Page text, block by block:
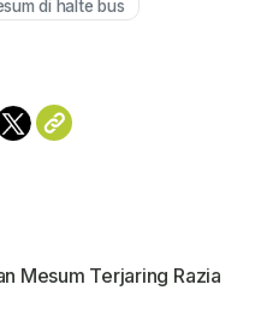
di halte bus
Mesum Terjaring Razia